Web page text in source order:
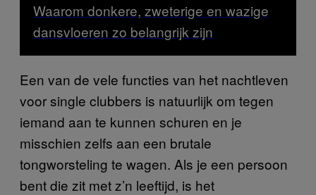
Waarom donkere, zweterige en wazige
dansvloeren zo belangrijk zijn
Een van de vele functies van het nachtleven
voor single clubbers is natuurlijk om tegen
iemand aan te kunnen schuren en je
misschien zelfs aan een brutale
tongworsteling te wagen. Als je een persoon
bent die zit met z’n leeftijd, is het